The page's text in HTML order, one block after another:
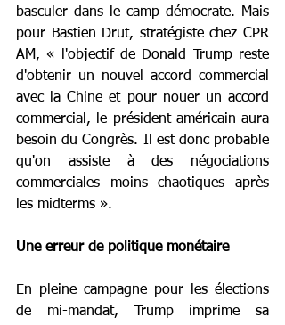
basculer dans le camp démocrate. Mais
pour Bastien Drut, stratégiste chez CPR
AM, « l'objectif de Donald Trump reste
d'obtenir un nouvel accord commercial
avec la Chine et pour nouer un accord
commercial, le président américain aura
besoin du Congrès. Il est donc probable
qu'on assiste à des négociations
commerciales moins chaotiques après
les midterms ».
Une erreur de politique monétaire
En pleine campagne pour les élections
de mi-mandat, Trump imprime sa